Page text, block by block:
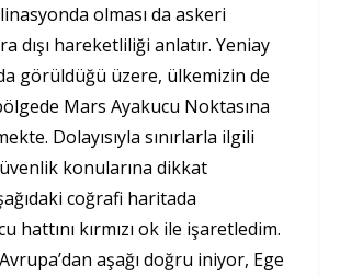
olması da askeri
dışı hareketliliği anlatır. Yeniay
görüldüğü üzere, ülkemizin de
Mars Ayakucu Noktasına
Dolayısıyla sınırlarla ilgili
konularına dikkat
coğrafi haritada
hattını kırmızı ok ile işaretledim.
aşağı doğru iniyor, Ege